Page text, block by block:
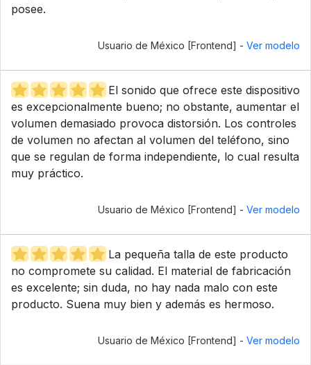
posee.
Usuario de México [Frontend] - Ver modelo
El sonido que ofrece este dispositivo
es excepcionalmente bueno; no obstante, aumentar el
volumen demasiado provoca distorsión. Los controles
de volumen no afectan al volumen del teléfono, sino
que se regulan de forma independiente, lo cual resulta
muy práctico.
Usuario de México [Frontend] - Ver modelo
La pequeña talla de este producto
no compromete su calidad. El material de fabricación
es excelente; sin duda, no hay nada malo con este
producto. Suena muy bien y además es hermoso.
Usuario de México [Frontend] - Ver modelo